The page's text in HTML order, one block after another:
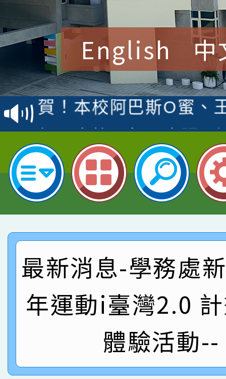
English 中
賀！本校參加桃園市中
賽 洪綺君教師榮獲社
名
賀！本校阿巴斯O蜜、
倩參加桃園市科展 國
名 指導老師王老師、
賀！本校四年二班張O
園市英語競賽國小朗讀
指導老師林老師
賀！本校參加桃園市中
賽 劉文瑛教師榮獲教
臺灣台語-第二名
賀！本校參與2026世
市賽榮獲科學小創客佳
創客第三名。
賀！本校參加桃園市中
賽 洪綺君教師榮獲社
名
賀！本校阿巴斯O蜜、
倩參加桃園市科展 國
名 指導老師王老師、
賀！本校四年二班張O
園市英語競賽國小朗讀
指導老師林老師
賀！本校參加桃園市中
賽 劉文瑛教師榮獲教
臺灣台語-第二名
賀！本校參與2026世
最新消息-學務處
年運動i臺灣2.0
體驗活動--